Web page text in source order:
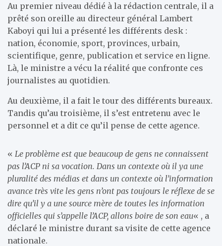
Au premier niveau dédié à la rédaction centrale, il a
prêté son oreille au directeur général Lambert
Kaboyi qui lui a présenté les différents desk :
nation, économie, sport, provinces, urbain,
scientifique, genre, publication et service en ligne.
Là, le ministre a vécu la réalité que confronte ces
journalistes au quotidien.
Au deuxième, il a fait le tour des différents bureaux.
Tandis qu’au troisième, il s’est entretenu avec le
personnel et a dit ce qu’il pense de cette agence.
« Le problème est que beaucoup de gens ne connaissent
pas l’ACP ni sa vocation. Dans un contexte où il ya une
pluralité des médias et dans un contexte où l’information
avance très vite les gens n’ont pas toujours le réflexe de se
dire qu’il y a une source mère de toutes les information
officielles qui s’appelle l’ACP, allons boire de son eau« , a
déclaré le ministre durant sa visite de cette agence
nationale.